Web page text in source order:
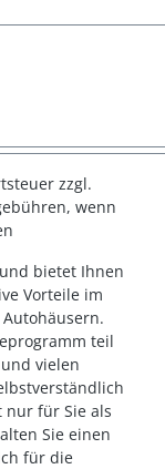
zzgl.
wenn
bietet Ihnen
Vorteile im
teil
vielen
nur für Sie als
Sie einen
für die